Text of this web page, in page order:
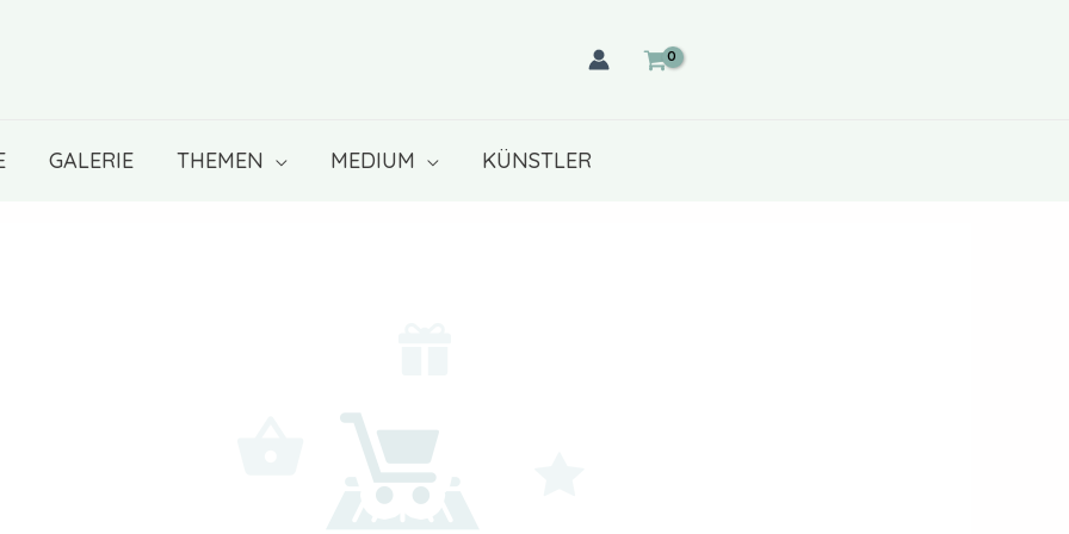
GALERIE THEMEN MEDIUM KÜNSTLER